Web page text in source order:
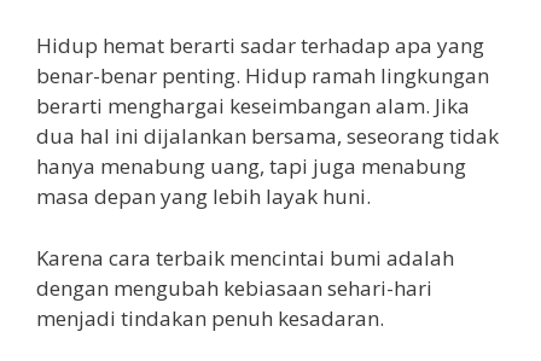
Hidup hemat berarti sadar terhadap apa yang
benar-benar penting. Hidup ramah lingkungan
berarti menghargai keseimbangan alam. Jika
dua hal ini dijalankan bersama, seseorang tidak
hanya menabung uang, tapi juga menabung
masa depan yang lebih layak huni.
Karena cara terbaik mencintai bumi adalah
dengan mengubah kebiasaan sehari-hari
menjadi tindakan penuh kesadaran.